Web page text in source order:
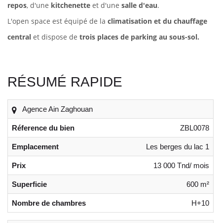
repos, d'une kitchenette et d'une salle d'eau.
L'open space est équipé de la climatisation et du chauffage
central et dispose de trois places de parking au sous-sol.
RÉSUMÉ RAPIDE
Agence Ain Zaghouan
Réference du bien ZBL0078
Emplacement Les berges du lac 1
Prix 13 000 Tnd/ mois
Superficie 600 m²
Nombre de chambres H+10